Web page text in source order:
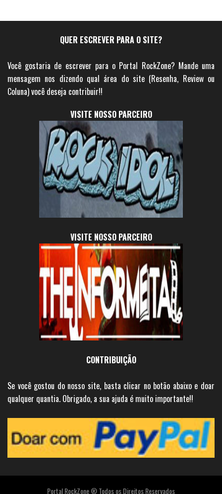
QUER ESCREVER PARA O SITE?
Você gostaria de escrever para o Portal RockZone? Mande uma
mensagem nos dizendo qual área do site (Resenha, Review ou
Coluna) você deseja contribuir!!
VISITE NOSSO PARCEIRO
VISITE NOSSO PARCEIRO
CONTRIBUIÇÃO
Se você gostou do nosso site, basta clicar no botão abaixo e doar
qualquer quantia. Obrigado, a sua ajuda é muito importante!!
Portal RockZone ® Todos os Direitos Reservados